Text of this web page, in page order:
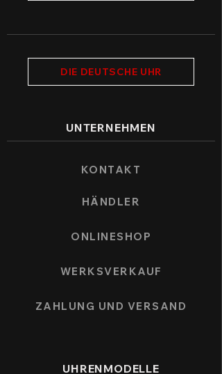
DIE DEUTSCHE UHR
UNTERNEHMEN
KONTAKT
HÄNDLER
ONLINESHOP
WERKSVERKAUF
ZAHLUNG UND VERSAND
UHRENMODELLE